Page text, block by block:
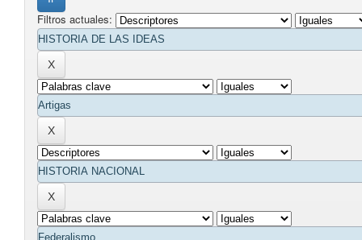
Filtros actuales: